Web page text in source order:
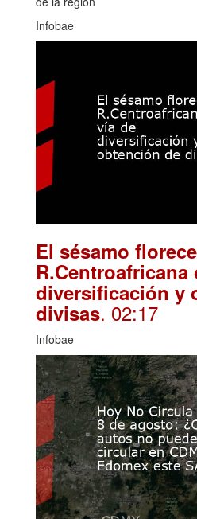
Infobae
El sésamo
diversificación y
divisas. 02:17
Infobae